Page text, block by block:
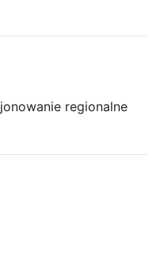
regionalne